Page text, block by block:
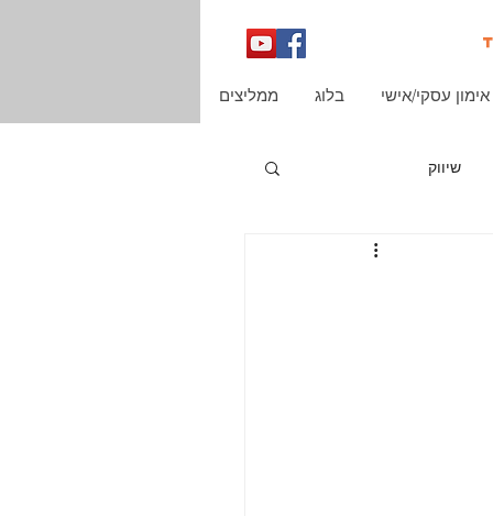
ממליצים בלוג אימון עסקי/אישי
שיווק